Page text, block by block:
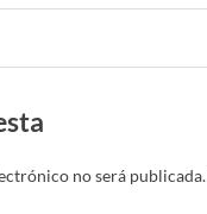
no será publicada.